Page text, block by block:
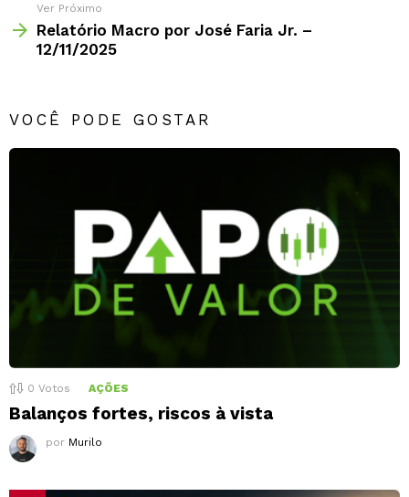
Ver Próximo
Relatório Macro por José Faria Jr. –
12/11/2025
VOCÊ PODE GOSTAR
0 Votos AÇÕES
Balanços fortes, riscos à vista
por Murilo